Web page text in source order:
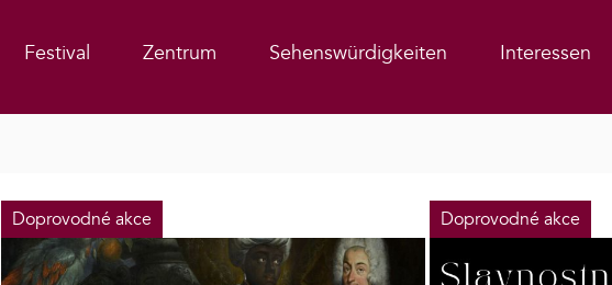
Festival Zentrum Sehenswürdigkeiten Interessen
Doprovodné akce Doprovodné akce